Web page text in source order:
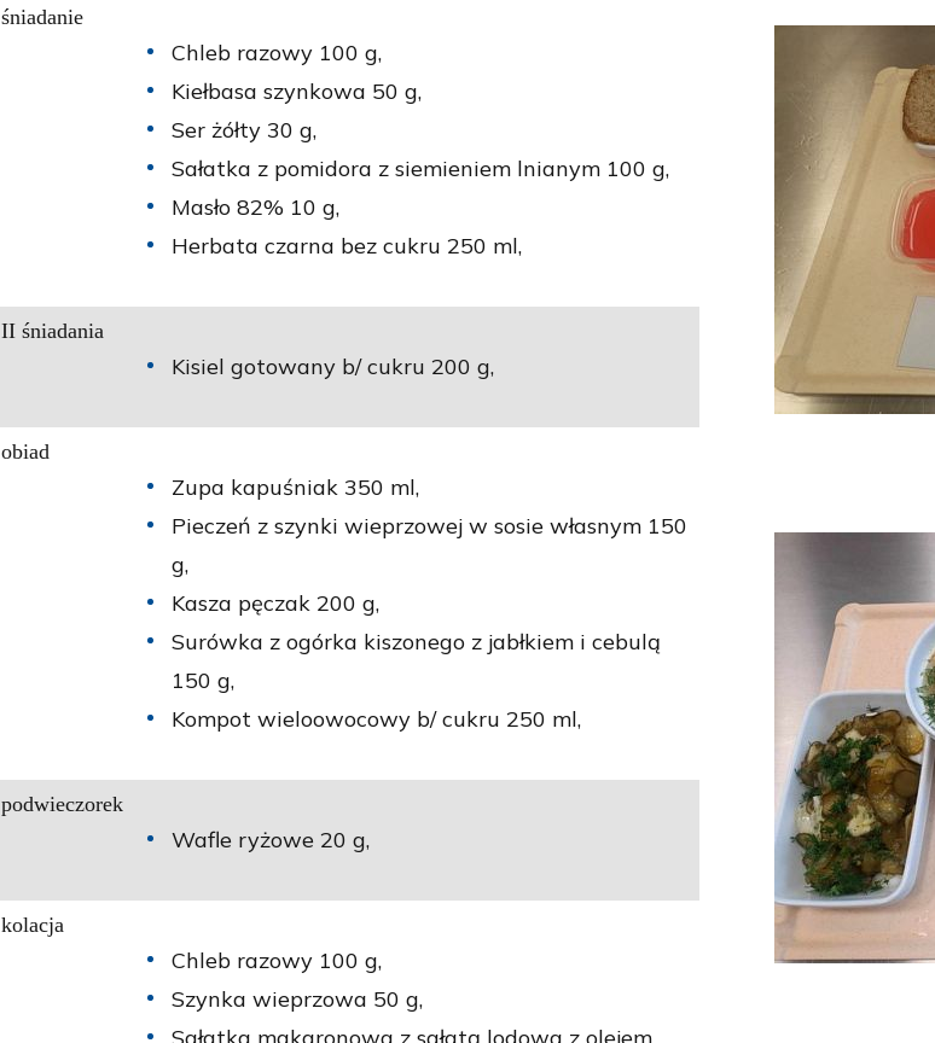
śniadanie
Chleb razowy 100 g,
Kiełbasa szynkowa 50 g,
Ser żółty 30 g,
Sałatka z pomidora z siemieniem lnianym 100 g,
Masło 82% 10 g,
Herbata czarna bez cukru 250 ml,
II śniadania
Kisiel gotowany b/ cukru 200 g,
obiad
Zupa kapuśniak 350 ml,
Pieczeń z szynki wieprzowej w sosie własnym 150
g,
Kasza pęczak 200 g,
Surówka z ogórka kiszonego z jabłkiem i cebulą
150 g,
Kompot wieloowocowy b/ cukru 250 ml,
podwieczorek
Wafle ryżowe 20 g,
kolacja
Chleb razowy 100 g,
Szynka wieprzowa 50 g,